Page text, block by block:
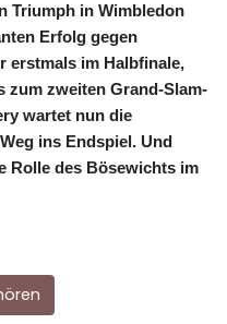
Triumph in Wimbledon
Erfolg gegen
erstmals im Halbfinale,
zum zweiten Grand-Slam-
wartet nun die
ins Endspiel. Und
Rolle des Bösewichts im